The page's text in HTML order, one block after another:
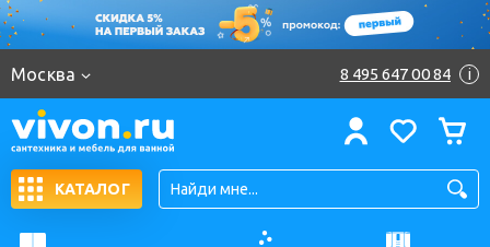
Москва 8 495 647 00 84 i
КАТАЛОГ